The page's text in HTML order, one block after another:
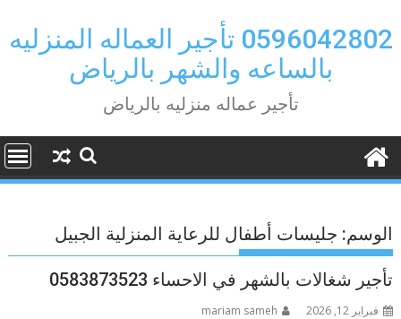
to
content
0596042802 تأجير العماله المنزليه
بالساعه والشهر بالرياض
تأجير عماله منزليه بالرياض
الوسم: جليسات أطفال للرعاية المنزلية الجبيل
تأجير شغالات بالشهر في الاحساء 0583873523
فبراير 12, 2026 mariam sameh